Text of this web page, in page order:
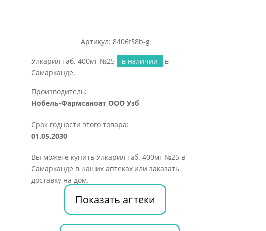
Артикул: 8406f58b-g
Улкарил таб. 400мг №25 в наличии
в
Самарканде.
Производитель:
Нобель-Фармсаноат ООО Узб
Срок годности этого товара:
01.05.2030
Вы можете купить Улкарил таб. 400мг №25 в
Самарканде в наших аптеках или заказать
доставку на дом.
Показать аптеки